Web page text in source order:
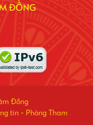
Đồng
tin - Phòng Tham